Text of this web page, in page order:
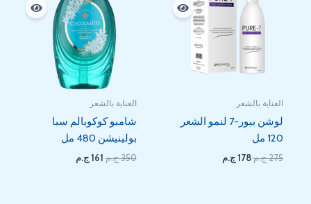
العناية بالشعر
لوشن بيور-7 لنمو الشعر
120 مل
275ج.م178 ج.م
العناية بالشعر
شامبو كوكوبالم سبا
بولينيشن 480 مل
350ج.م 161 ج.م